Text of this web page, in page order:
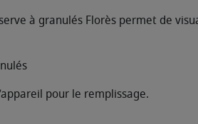
à granulés Florès permet de
pour le remplissage.